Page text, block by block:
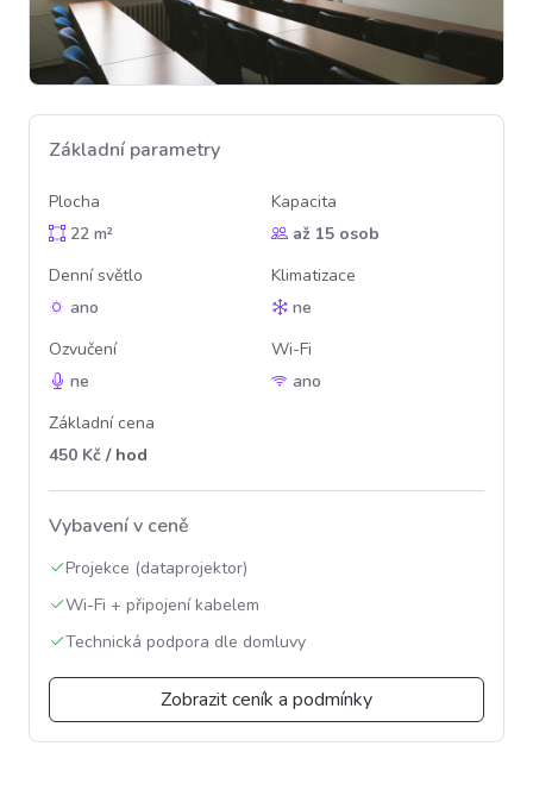
Základní parametry
Plocha
22 m²
Kapacita
až 15 osob
Denní světlo
ano
Klimatizace
ne
Ozvučení
ne
Wi-Fi
ano
Základní cena
450 Kč / hod
Vybavení v ceně
Projekce (dataprojektor)
Wi-Fi + připojení kabelem
Technická podpora dle domluvy
Zobrazit ceník a podmínky